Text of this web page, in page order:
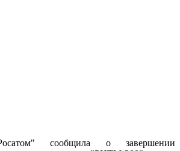
сообщила о завершении